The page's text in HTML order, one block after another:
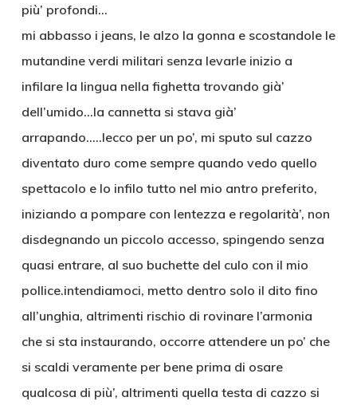
più’ profondi…
mi abbasso i jeans, le alzo la gonna e scostandole le
mutandine verdi militari senza levarle inizio a
infilare la lingua nella fighetta trovando già’
dell’umido…la cannetta si stava già’
arrapando…..lecco per un po’, mi sputo sul cazzo
diventato duro come sempre quando vedo quello
spettacolo e lo infilo tutto nel mio antro preferito,
iniziando a pompare con lentezza e regolarità’, non
disdegnando un piccolo accesso, spingendo senza
quasi entrare, al suo buchette del culo con il mio
pollice.intendiamoci, metto dentro solo il dito fino
all’unghia, altrimenti rischio di rovinare l’armonia
che si sta instaurando, occorre attendere un po’ che
si scaldi veramente per bene prima di osare
qualcosa di più’, altrimenti quella testa di cazzo si